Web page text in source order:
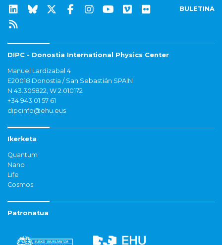
BULETINA
DIPC - Donostia International Physics Center
Manuel Lardizabal 4
E20018 Donostia / San Sebastián SPAIN
N 43.305822, W 2.010172
+34 943 01 57 61
dipcinfo@ehu.eus
Ikerketa
Quantum
Nano
Life
Cosmos
Patronatua